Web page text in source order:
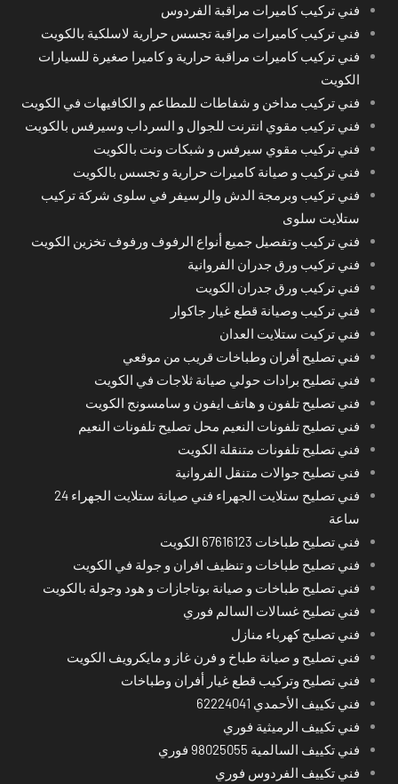
فني تركيب كاميرات مراقبة الفردوس
فني تركيب كاميرات مراقبة تجسس حرارية لاسلكية بالكويت
فني تركيب كاميرات مراقبة حرارية و كاميرا صغيرة للسيارات
الكويت
فني تركيب مداخن و شفاطات للمطاعم و الكافيهات في الكويت
فني تركيب مقوي انترنت للجوال و السرداب وسيرفس بالكويت
فني تركيب مقوي سيرفس و شبكات ونت بالكويت
فني تركيب و صيانة كاميرات حرارية و تجسس بالكويت
فني تركيب وبرمجة الدش والرسيفر في سلوى شركة تركيب
ستلايت سلوى
فني تركيب وتفصيل جميع أنواع الرفوف ورفوف تخزين الكويت
فني تركيب ورق جدران الفروانية
فني تركيب ورق جدران الكويت
فني تركيب وصيانة قطع غيار جاكوار
فني تركيت ستلايت العدان
فني تصليح أفران وطباخات قريب من موقعي
فني تصليح برادات حولي صيانة ثلاجات في الكويت
فني تصليح تلفون و هاتف ايفون و سامسونج الكويت
فني تصليح تلفونات النعيم محل تصليح تلفونات النعيم
فني تصليح تلفونات متنقلة الكويت
فني تصليح جوالات متنقل الفروانية
فني تصليح ستلايت الجهراء فني صيانة ستلايت الجهراء 24
ساعة
فني تصليح طباخات 67616123 الكويت
فني تصليح طباخات و تنظيف افران و جولة في الكويت
فني تصليح طباخات و صيانة بوتاجازات و هود وجولة بالكويت
فني تصليح غسالات السالم فوري
فني تصليح كهرباء منازل
فني تصليح و صيانة طباخ و فرن غاز و مايكرويف الكويت
فني تصليح وتركيب قطع غيار أفران وطباخات
فني تكييف الأحمدي 62224041
فني تكييف الرميثية فوري
فني تكييف السالمية 98025055 فوري
فني تكييف الفردوس فوري